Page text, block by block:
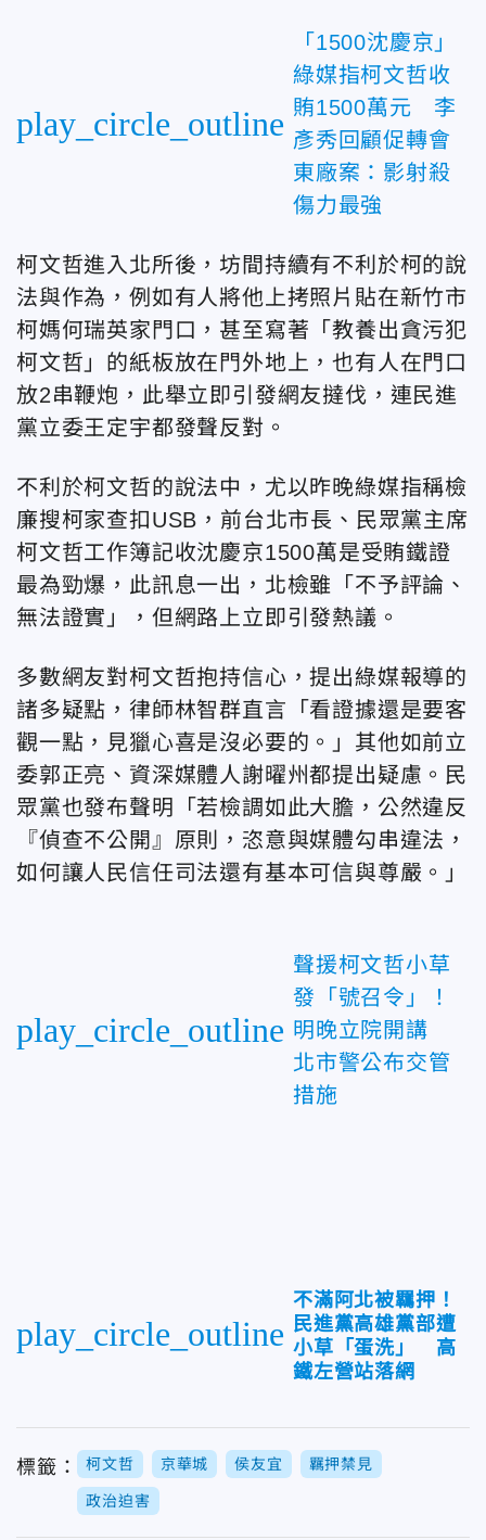
play_circle_outline
「1500沈慶京」
綠媒指柯文哲收
賄1500萬元 李
彥秀回顧促轉會
東廠案：影射殺
傷力最強
柯文哲進入北所後，坊間持續有不利於柯的說
法與作為，例如有人將他上拷照片貼在新竹市
柯媽何瑞英家門口，甚至寫著「教養出貪污犯
柯文哲」的紙板放在門外地上，也有人在門口
放2串鞭炮，此舉立即引發網友撻伐，連民進
黨立委王定宇都發聲反對。
不利於柯文哲的說法中，尤以昨晚綠媒指稱檢
廉搜柯家查扣USB，前台北市長、民眾黨主席
柯文哲工作簿記收沈慶京1500萬是受賄鐵證
最為勁爆，此訊息一出，北檢雖「不予評論、
無法證實」，但網路上立即引發熱議。
多數網友對柯文哲抱持信心，提出綠媒報導的
諸多疑點，律師林智群直言「看證據還是要客
觀一點，見獵心喜是沒必要的。」其他如前立
委郭正亮、資深媒體人謝曜州都提出疑慮。民
眾黨也發布聲明「若檢調如此大膽，公然違反
『偵查不公開』原則，恣意與媒體勾串違法，
如何讓人民信任司法還有基本可信與尊嚴。」
play_circle_outline
聲援柯文哲小草
發「號召令」！
明晚立院開講
北市警公布交管
措施
play_circle_outline
不滿阿北被羈押！
民進黨高雄黨部遭
小草「蛋洗」 高
鐵左營站落網
標籤： 柯文哲 京華城 侯友宜 羈押禁見
政治迫害